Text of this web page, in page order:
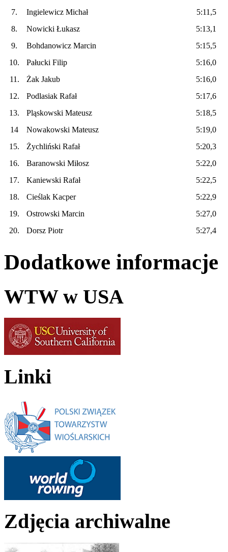
7.
Ingielewicz Michał
5:11,5
8.
Nowicki Łukasz
5:13,1
9.
Bohdanowicz Marcin
5:15,5
10.
Pałucki Filip
5:16,0
11.
Żak Jakub
5:16,0
12.
Podlasiak Rafał
5:17,6
13.
Pląskowski Mateusz
5:18,5
14
Nowakowski Mateusz
5:19,0
15.
Żychliński Rafał
5:20,3
16.
Baranowski Miłosz
5:22,0
17.
Kaniewski Rafał
5:22,5
18.
Cieślak Kacper
5:22,9
19.
Ostrowski Marcin
5:27,0
20.
Dorsz Piotr 5:27,4
Dodatkowe informacje
WTW w USA
Linki
Zdjęcia archiwalne